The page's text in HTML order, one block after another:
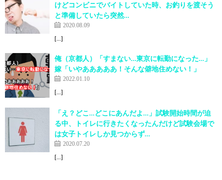
けどコンビニでバイトしていた時、お釣りを渡そう
と準備していたら突然…
2020.08.09
[…]
俺（京都人）「すまない…東京に転勤になった…」
嫁「いやあああああ！そんな僻地住めない！」
2022.01.10
[…]
「え？どこ…どこにあんだよ…」試験開始時間が迫
る中、トイレに行きたくなったんだけど試験会場で
は女子トイレしか見つからず…
2020.07.20
[…]